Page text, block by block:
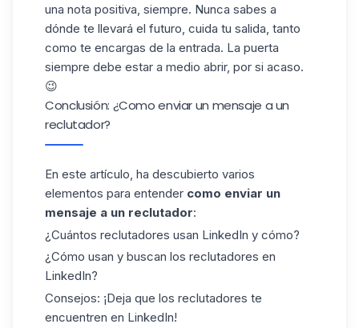
una nota positiva, siempre. Nunca sabes a
dónde te llevará el futuro, cuida tu salida, tanto
como te encargas de la entrada. La puerta
siempre debe estar a medio abrir, por si acaso.
😉
Conclusión: ¿Como enviar un mensaje a un
reclutador?
En este artículo, ha descubierto varios
elementos para entender como enviar un
mensaje a un reclutador:
¿Cuántos reclutadores usan LinkedIn y cómo?
¿Cómo usan y buscan los reclutadores en
LinkedIn?
Consejos: ¡Deja que los reclutadores te
encuentren en LinkedIn!